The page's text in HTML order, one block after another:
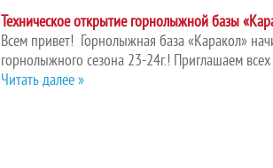
Техническое открытие горнолыжной базы
Всем привет! Горнолыжная база «Каракол»
горнолыжного сезона 23-24г.! Приглашаем
Читать далее »